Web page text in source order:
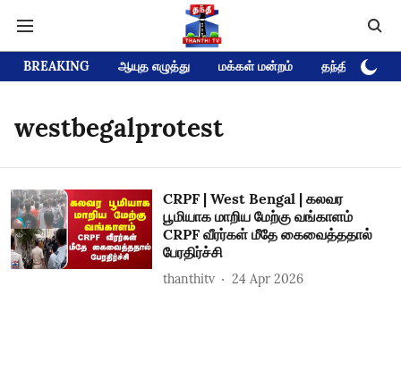
BREAKING ஆயுத எழுத்து மக்கள் மன்றம் தந்தி டிவி
westbegalprotest
CRPF | West Bengal | கலவர
பூமியாக மாறிய மேற்கு வங்காளம்
CRPF வீரர்கள் மீதே கைவைத்ததால்
பேரதிர்ச்சி
thanthitv 24 Apr 2026